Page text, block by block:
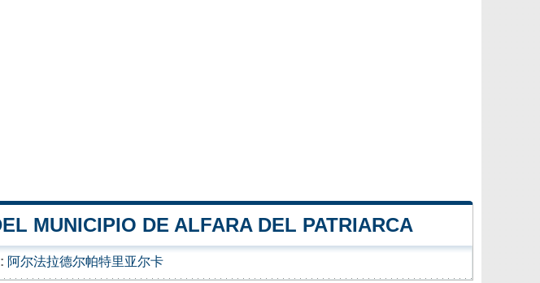
MUNICIPIO DE ALFARA DEL PATRIARCA
阿尔法拉德尔帕特里亚尔卡